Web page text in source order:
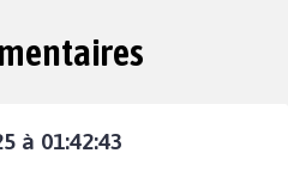
à 01:42:43